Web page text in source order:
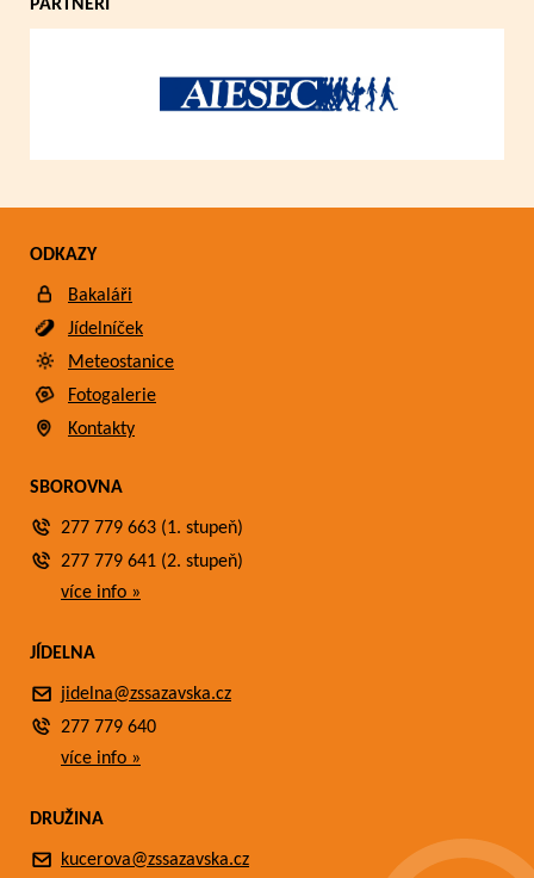
PARTNEŘI
ODKAZY
Bakaláři
Jídelníček
Meteostanice
Fotogalerie
Kontakty
SBOROVNA
277 779 663 (1. stupeň)
277 779 641 (2. stupeň)
více info »
JÍDELNA
jidelna@zssazavska.cz
277 779 640
více info »
DRUŽINA
kucerova@zssazavska.cz